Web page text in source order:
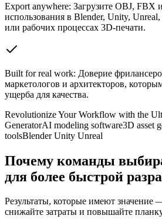
Export anywhere: Загрузите OBJ, FBX
использования в Blender, Unity,
или рабочих процессах 3D-печати.
Built for real work: Доверие
маркетологов и архитекторов,
ущерба для качества.
Revolutionize Your Workflow with the
GeneratorAI modeling software3D asset
toolsBlender Unity Unreal
Почему команды
для более быстрой
Результаты, которые имеют значение
снижайте затраты и повышайте